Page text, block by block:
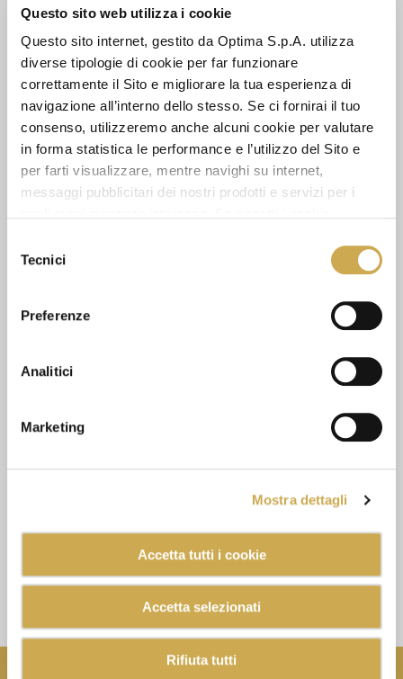
Questo sito web utilizza i cookie
Questo sito internet, gestito da Optima S.p.A. utilizza
diverse tipologie di cookie per far funzionare
correttamente il Sito e migliorare la tua esperienza di
navigazione all’interno dello stesso. Se ci fornirai il tuo
consenso, utilizzeremo anche alcuni cookie per valutare
in forma statistica le performance e l’utilizzo del Sito e
per farti visualizzare, mentre navighi su internet,
messaggi pubblicitari dei nostri prodotti e servizi per i
delTecnici
Preferenze
Analitici
Marketing
Mostra dettagli
Accetta tutti i cookie
Accetta selezionati
Rifiuta tutti
SEE ALSO